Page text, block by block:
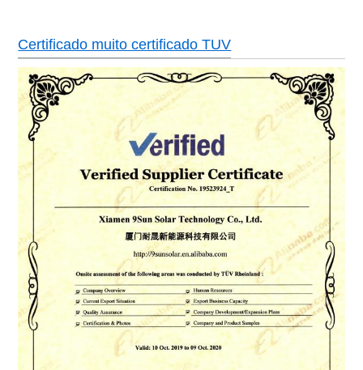
Certificado muito certificado TUV